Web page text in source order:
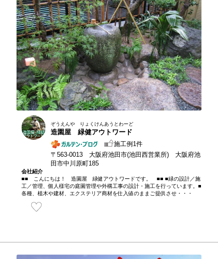
ぞうえんや りょくけんあうとわーど
造園屋 緑健アウトワード
施工例1件
〒563-0013 大阪府池田市(池田西営業所) 大阪府池
田市中川原町185
会社紹介
■■ こんにちは！ 造園屋 緑健アウトワードです。 ■■ ■緑の設計／施
工／管理、個人様宅の庭園管理や外構工事の設計・施工を行っています。■
各種、植木や建材、エクステリア商材を仕入値のままご提供させ・・・